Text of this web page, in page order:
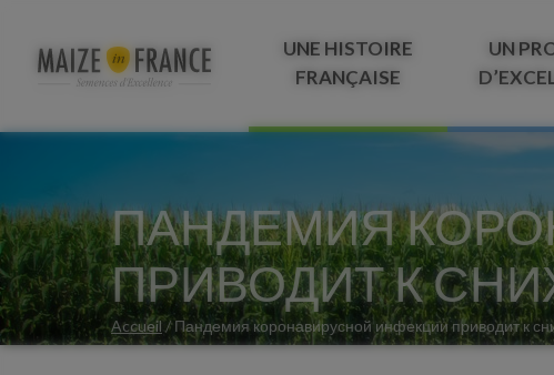
UNE HISTOIRE
FRANÇAISE
UN
ПАНДЕМИЯ
ПРИВОДИТ К
Accueil/Пандемия коронавирусной инфекции приводит к